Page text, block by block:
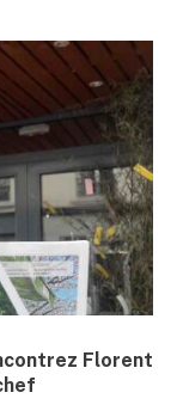
Florent